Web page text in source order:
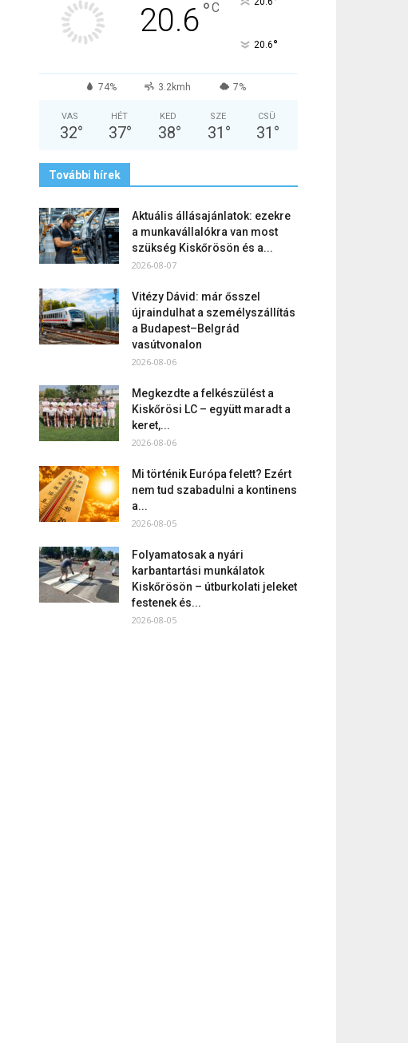
20.6°C
20.6°
74% 3.2kmh 7%
VAS
32°
HÉT
37°
KED
38°
SZE
31 °
CSÜ
31 °
További hírek
Aktuális állásajánlatok: ezekre
a munkavállalókra van most
szükség Kiskőrösön és a...
2026-08-07
Vitézy Dávid: már ősszel
újraindulhat a személyszállítás
a Budapest–Belgrád
vasútvonalon
2026-08-06
Megkezdte a felkészülést a
Kiskőrösi LC – együtt maradt a
keret,...
2026-08-06
Mi történik Európa felett? Ezért
nem tud szabadulni a kontinens
a...
2026-08-05
Folyamatosak a nyári
karbantartási munkálatok
Kiskőrösön – útburkolati jeleket
festenek és...
2026-08-05